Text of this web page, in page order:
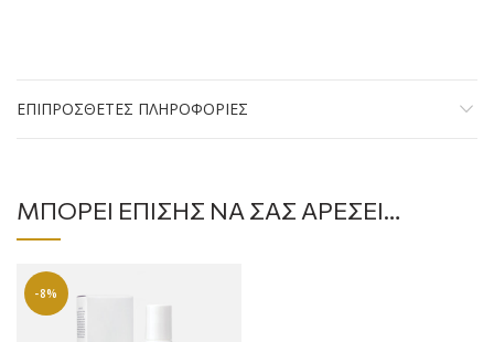
ΕΠΙΠΡΌΣΘΕΤΕΣ ΠΛΗΡΟΦΟΡΊΕΣ
ΜΠΟΡΕΊ ΕΠΊΣΗΣ ΝΑ ΣΑΣ ΑΡΈΣΕΙ…
-8%